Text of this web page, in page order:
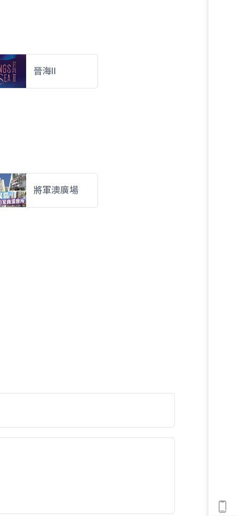
晉海II
將軍澳廣場